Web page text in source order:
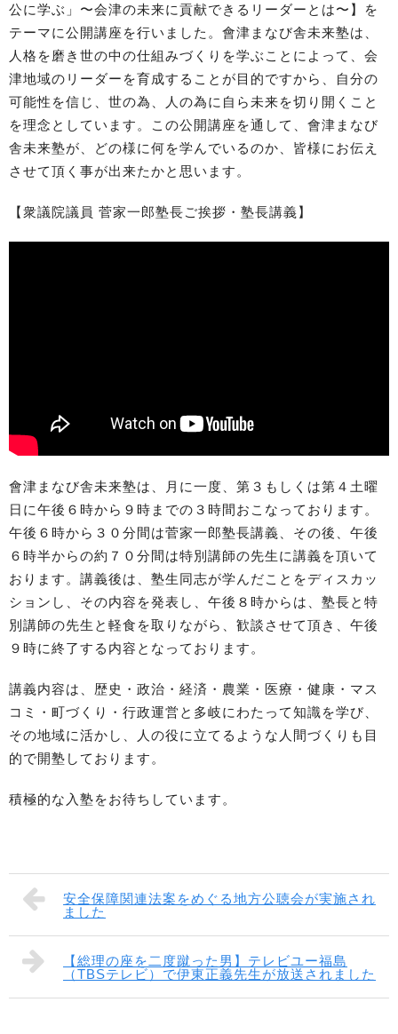
公に学ぶ」〜会津の未来に貢献できるリーダーとは〜】を
テーマに公開講座を行いました。會津まなび舎未来塾は、
人格を磨き世の中の仕組みづくりを学ぶことによって、会
津地域のリーダーを育成することが目的ですから、自分の
可能性を信じ、世の為、人の為に自ら未来を切り開くこと
を理念としています。この公開講座を通して、會津まなび
舎未来塾が、どの様に何を学んでいるのか、皆様にお伝え
させて頂く事が出来たかと思います。
【衆議院議員 菅家一郎塾長ご挨拶・塾長講義】
會津まなび舎未来塾は、月に一度、第３もしくは第４土曜
日に午後６時から９時までの３時間おこなっております。
午後６時から３０分間は菅家一郎塾長講義、その後、午後
６時半からの約７０分間は特別講師の先生に講義を頂いて
おります。講義後は、塾生同志が学んだことをディスカッ
ションし、その内容を発表し、午後８時からは、塾長と特
別講師の先生と軽食を取りながら、歓談させて頂き、午後
９時に終了する内容となっております。
講義内容は、歴史・政治・経済・農業・医療・健康・マス
コミ・町づくり・行政運営と多岐にわたって知識を学び、
その地域に活かし、人の役に立てるような人間づくりも目
的で開塾しております。
積極的な入塾をお待ちしています。
安全保障関連法案をめぐる地方公聴会が実施され
ました
【総理の座を二度蹴った男】テレビユー福島
（TBSテレビ）で伊東正義先生が放送されました